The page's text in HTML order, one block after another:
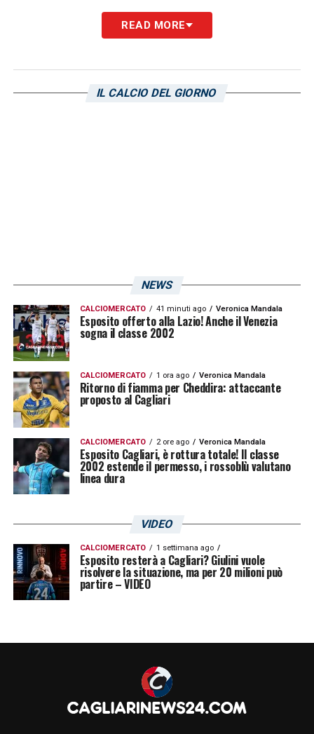
dunque che diranno la verità anche sui tempi
di recupero. Lo riporta L’Unione Sarda.
READ MORE
IL CALCIO DEL GIORNO
NEWS
CALCIOMERCATO 41 minuti ago Veronica Mandala
Esposito offerto alla Lazio! Anche il Venezia
sogna il classe 2002
CALCIOMERCATO 1 ora ago Veronica Mandala
Ritorno di fiamma per Cheddira: attaccante
proposto al Cagliari
CALCIOMERCATO 2 ore ago Veronica Mandala
Esposito Cagliari, è rottura totale! Il classe
2002 estende il permesso, i rossoblù valutano
linea dura
VIDEO
CALCIOMERCATO 1 settimana ago
Esposito resterà a Cagliari? Giulini vuole
risolvere la situazione, ma per 20 milioni può
partire – VIDEO